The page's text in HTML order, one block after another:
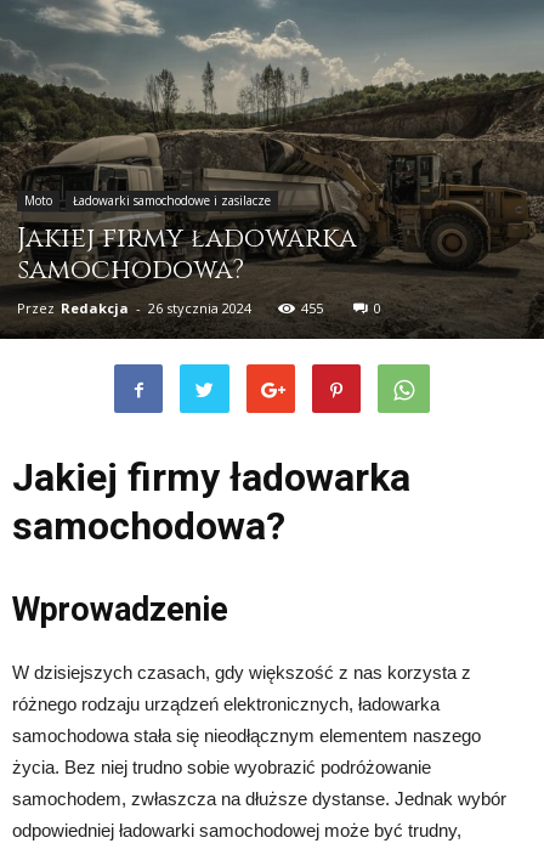
Moto Ładowarki samochodowe i zasilacze
Jakiej firmy ładowarka
samochodowa?
Przez Redakcja - 26 stycznia 2024 455 0
Jakiej firmy ładowarka
samochodowa?
Wprowadzenie
W dzisiejszych czasach, gdy większość z nas korzysta z
różnego rodzaju urządzeń elektronicznych, ładowarka
samochodowa stała się nieodłącznym elementem naszego
życia. Bez niej trudno sobie wyobrazić podróżowanie
samochodem, zwłaszcza na dłuższe dystanse. Jednak wybór
odpowiedniej ładowarki samochodowej może być trudny,